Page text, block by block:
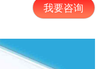
我要咨询